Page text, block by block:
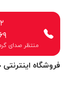
فروشگاه
منتظر صدای